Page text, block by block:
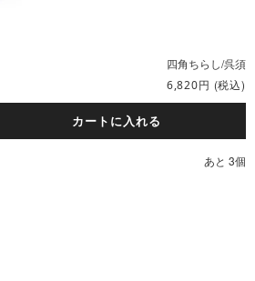
四角ちらし/呉須
6,820円 (税込)
カートに入れる
あと 3個